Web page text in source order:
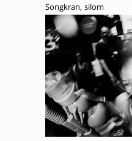
Songkran, silom